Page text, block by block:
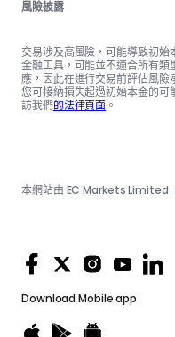
風險披露
交易涉及高風險，可能導致初始
金融工具，可能並不適合所有
應，因此在進行交易前評估風險
您可接納損失超過初始本金的
訪我們的法律頁面 。
Download Mobile app
本網站由 EC Markets Limited